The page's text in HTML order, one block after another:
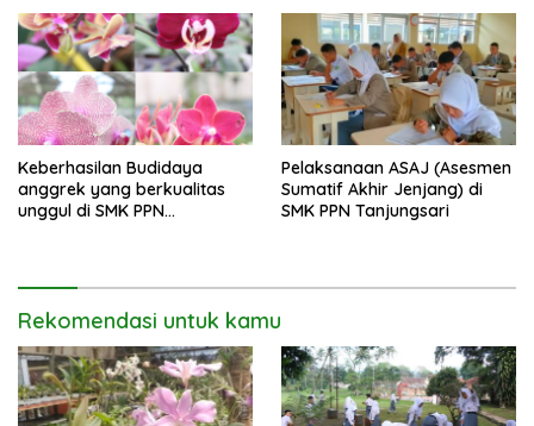
SMK PPN Tanjungsari
Keberhasilan Budidaya
anggrek yang berkualitas
unggul di SMK PPN
Pelaksanaan ASAJ (Asesmen
Sumatif Akhir Jenjang) di
SMK PPN Tanjungsari
Rekomendasi untuk kamu